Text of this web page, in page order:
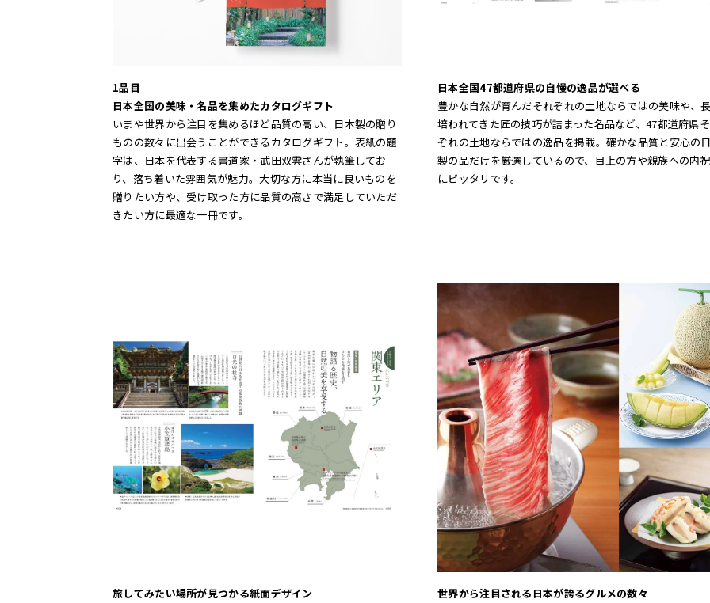
1品目
日本全国の美味・名品を集めたカタログギフト
いまや世界から注目を集めるほど品質の高い、日本製の贈り
ものの数々に出会うことができるカタログギフト。表紙の題
字は、日本を代表する書道家・武田双雲さんが執筆してお
り、落ち着いた雰囲気が魅力。大切な方に本当に良いものを
贈りたい方や、受け取った方に品質の高さで満足していただ
きたい方に最適な一冊です。
日本全国47都道府県の自慢の逸品が選べる
豊かな自然が育んだそれぞれの土地ならではの美味や、
培われてきた匠の技巧が詰まった名品など、47都道府県
ぞれの土地ならではの逸品を掲載。確かな品質と安心の
製の品だけを厳選しているので、目上の方や親族への内
にピッタリです。
旅してみたい場所が見つかる紙面デザイン
世界から注目される日本が誇るグルメの数々